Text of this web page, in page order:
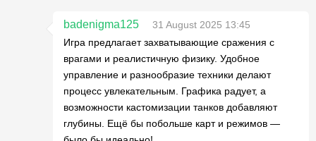
badenigma125
31 August 2025 13:45
Игра предлагает захватывающие сражения с
врагами и реалистичную физику. Удобное
управление и разнообразие техники делают
процесс увлекательным. Графика радует, а
возможности кастомизации танков добавляют
глубины. Ещё бы побольше карт и режимов —